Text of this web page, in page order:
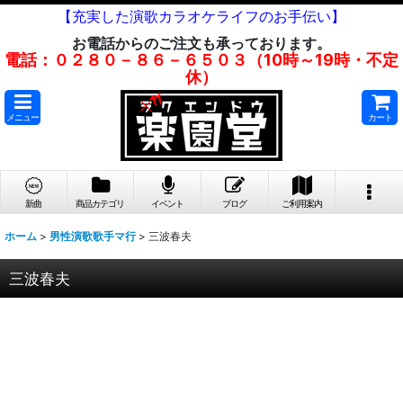
【充実した演歌カラオケライフのお手伝い】
お電話からのご注文も承っております。
電話：０２８０－８６－６５０３（10時～19時・不定
休）
メニュー カート
新曲 商品カテゴリ イベント ブログ ご利用案内
ホーム > 男性演歌歌手マ行 > 三波春夫
三波春夫